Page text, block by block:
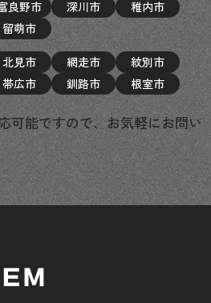
良野市
深川市
稚内市
留萌市
北見市 網走市
紋別市
帯広市
釧路市 根室市
可能ですので、お気軽にお問い